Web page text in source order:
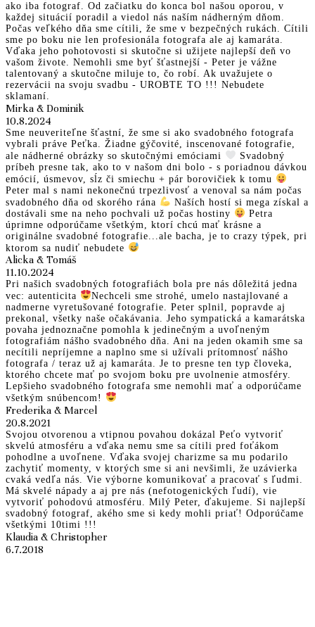
ako iba fotograf. Od začiatku do konca bol našou oporou, v
každej situácií poradil a viedol nás naším nádherným dňom.
Počas veľkého dňa sme cítili, že sme v bezpečných rukách. Cítili
sme po boku nie len profesionála fotografa ale aj kamaráta.
Vďaka jeho pohotovosti si skutočne si užijete najlepší deň vo
vašom živote. Nemohli sme byť šťastnejší - Peter je vážne
talentovaný a skutočne miluje to, čo robí. Ak uvažujete o
rezervácii na svoju svadbu - UROBTE TO !!! Nebudete
sklamaní.
Mirka & Dominik
10.8.2024
Sme neuveriteľne šťastní, že sme si ako svadobného fotografa
vybrali práve Peťka. Žiadne gýčovité, inscenované fotografie,
ale nádherné obrázky so skutočnými emóciami
Svadobný
príbeh presne tak, ako to v našom dni bolo - s poriadnou dávkou
emócií, úsmevov, sĺz či smiechu + pár borovičiek k tomu
Peter mal s nami nekonečnú trpezlivosť a venoval sa nám počas
svadobného dňa od skorého rána
Naších hostí si mega získal a
dostávali sme na neho pochvali už počas hostiny
Petra
úprimne odporúčame všetkým, ktorí chcú mať krásne a
originálne svadobné fotografie...ale bacha, je to crazy týpek, pri
ktorom sa nudiť nebudete
Alicka & Tomáš
11.10.2024
Pri našich svadobných fotografiách bola pre nás dôležitá jedna
vec: autenticita
Nechceli sme strohé, umelo nastajlované a
nadmerne vyretušované fotografie. Peter splnil, popravde aj
prekonal, všetky naše očakávania. Jeho sympatická a kamarátska
povaha jednoznačne pomohla k jedinečným a uvoľneným
fotografiám nášho svadobného dňa. Ani na jeden okamih sme sa
necítili nepríjemne a naplno sme si užívali prítomnosť nášho
fotografa / teraz už aj kamaráta. Je to presne ten typ človeka,
ktorého chcete mať po svojom boku pre uvolnenie atmosféry.
Lepšieho svadobného fotografa sme nemohli mať a odporúčame
všetkým snúbencom!
Frederika & Marcel
20.8.2021
Svojou otvorenou a vtipnou povahou dokázal Peťo vytvoriť
skvelú atmosféru a vďaka nemu sme sa cítili pred foťákom
pohodlne a uvoľnene. Vďaka svojej charizme sa mu podarilo
zachytiť momenty, v ktorých sme si ani nevšimli, že uzávierka
cvaká vedľa nás. Vie výborne komunikovať a pracovať s ľudmi.
Má skvelé nápady a aj pre nás (nefotogenických ľudí), vie
vytvoriť pohodovú atmosféru. Milý Peter, ďakujeme. Si najlepší
svadobný fotograf, akého sme si kedy mohli priať! Odporúčame
všetkými 10timi !!!
Klaudia & Christopher
6.7.2018